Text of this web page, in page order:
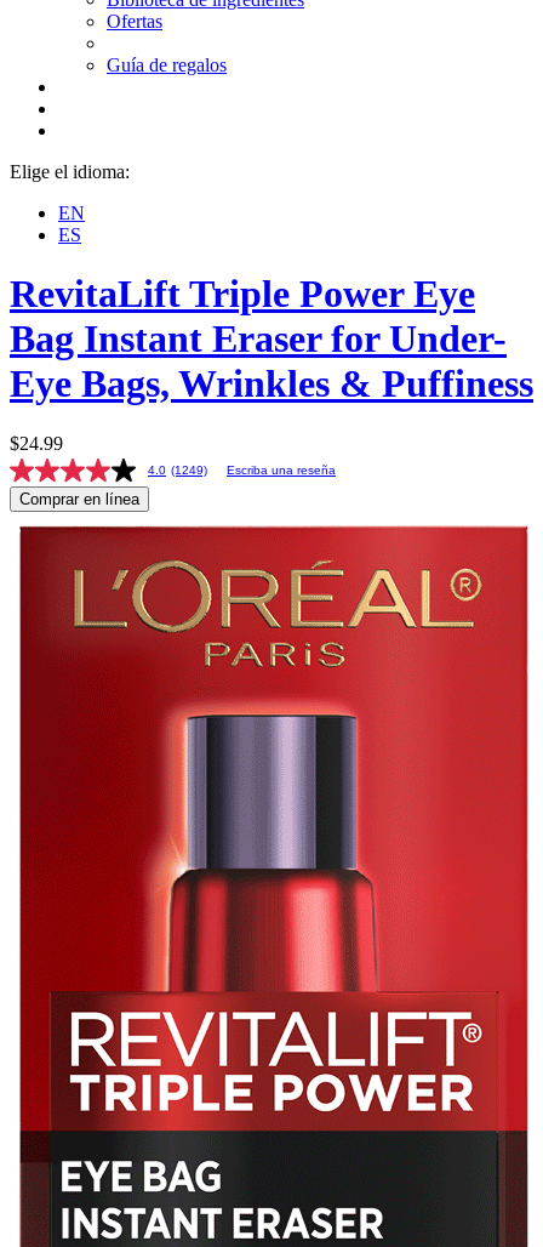
Ofertas
Guía de regalos
Elige el idioma:
EN
ES
RevitaLiftTriple Power Eye
Bag Instant Eraser for Under-
Eye Bags, Wrinkles & Puffiness
$24.99
4.0 (1249) Escriba una reseña
Comprar en línea